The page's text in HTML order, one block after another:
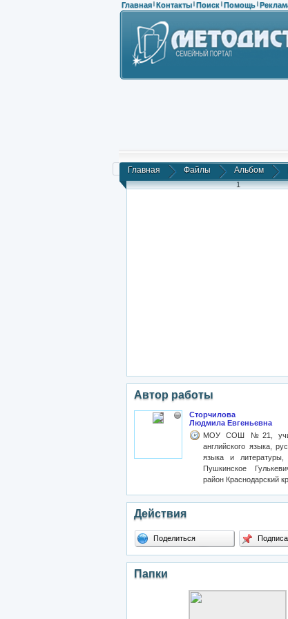
Главная | Контакты | Поиск | Помощь |
Главная Файлы Альбом
1
Автор работы
Сторчилова
Людмила Евгеньевна
МОУ СОШ №21,
английского языка,
языка и литературы,
Пушкинское
район Краснодарский
Действия
Поделиться
Папки